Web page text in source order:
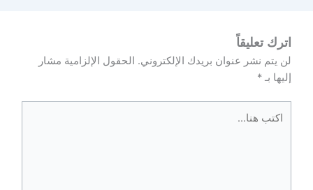
اترك تعليقاً
لن يتم نشر عنوان بريدك الإلكتروني. الحقول الإلزامية مشار
إليها بـ*
هنا...